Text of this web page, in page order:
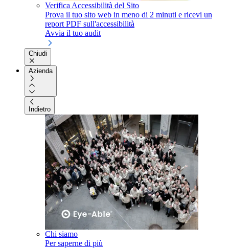
Verifica Accessibilità del Sito
Prova il tuo sito web in meno di 2 minuti e ricevi un
report PDF sull'accessibilità
Avvia il tuo audit
Chiudi
Azienda
Indietro
Chi siamo
Per saperne di più